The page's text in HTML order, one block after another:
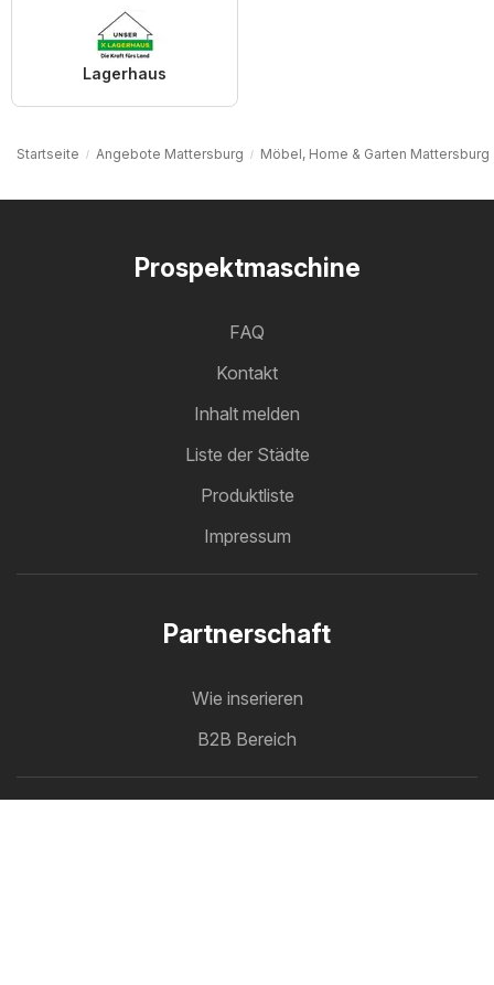
Lagerhaus
Startseite Angebote Mattersburg Möbel, Home & Garten Mattersburg
Prospektmaschine
FAQ
Kontakt
Inhalt melden
Liste der Städte
Produktliste
Impressum
Partnerschaft
Wie inserieren
B2B Bereich